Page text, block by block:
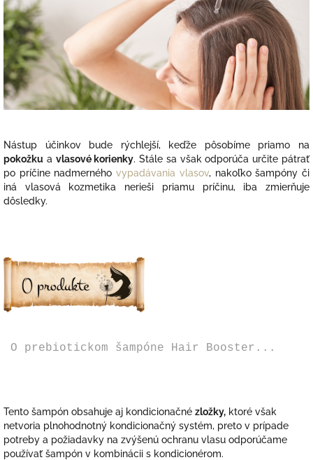
Nástup účinkov bude rýchlejší, keďže pôsobíme priamo na
pokožku a vlasové korienky. Stále sa však odporúča určite pátrať
po príčine nadmernéhovypadávania vlasov, nakoľko šampóny či
iná vlasová kozmetika nerieši priamu príčinu, iba zmierňuje
dôsledky.
O prebiotickom šampóne Hair Booster...
Tento šampón obsahuje aj kondicionačné zložky, ktoré však
netvoria plnohodnotný kondicionačný systém, preto v prípade
potreby a požiadavky na zvýšenú ochranu vlasu odporúčame
používať šampón v kombinácii s kondicionérom.